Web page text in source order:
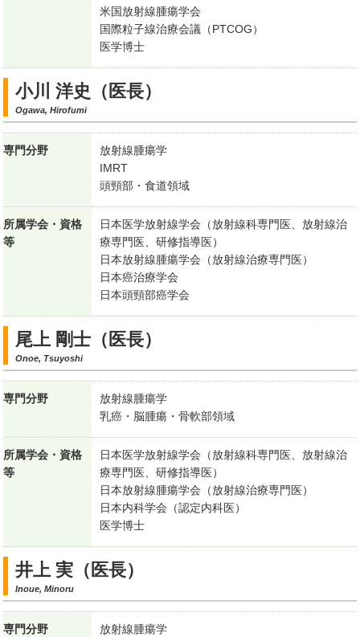
米国放射線腫瘍学会
国際粒子線治療会議（PTCOG）
医学博士
小川 洋史（医長）
Ogawa, Hirofumi
専門分野
放射線腫瘍学
IMRT
頭頸部・食道領域
所属学会・資格
等
日本医学放射線学会（放射線科専門医、放射線治
療専門医、研修指導医）
日本放射線腫瘍学会（放射線治療専門医）
日本癌治療学会
日本頭頸部癌学会
尾上 剛士（医長）
Onoe, Tsuyoshi
専門分野
放射線腫瘍学
乳癌・脳腫瘍・骨軟部領域
所属学会・資格
等
日本医学放射線学会（放射線科専門医、放射線治
療専門医、研修指導医）
日本放射線腫瘍学会（放射線治療専門医）
日本内科学会（認定内科医）
医学博士
井上 実（医長）
Inoue, Minoru
専門分野 放射線腫瘍学